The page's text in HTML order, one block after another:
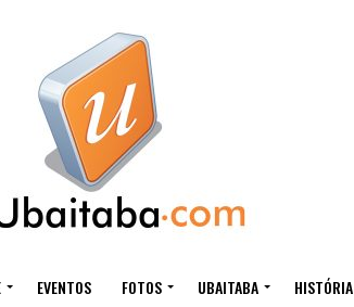
EVENTOS FOTOS UBAITABA HISTÓRIA